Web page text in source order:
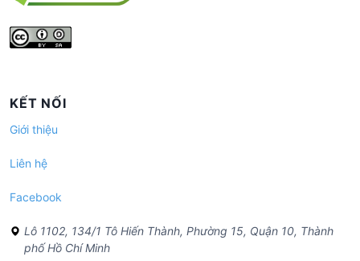
KẾT NỐI
Giới thiệu
Liên hệ
Facebook
Lô 1102, 134/1 Tô Hiến Thành, Phường 15, Quận 10, Thành
phố Hồ Chí Minh